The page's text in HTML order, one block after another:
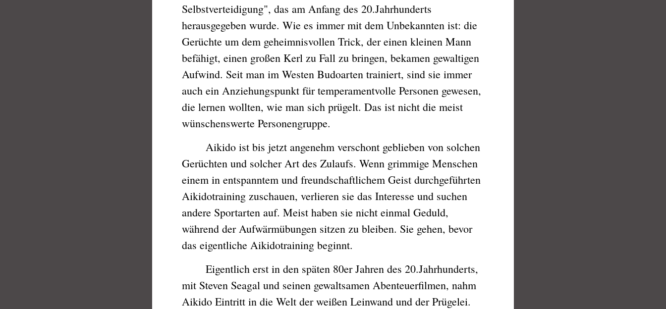
Selbstverteidigung", das am Anfang des 20.Jahrhunderts
herausgegeben wurde. Wie es immer mit dem Unbekannten ist: die
Gerüchte um dem geheimnisvollen Trick, der einen kleinen Mann
befähigt, einen großen Kerl zu Fall zu bringen, bekamen gewaltigen
Aufwind. Seit man im Westen Budoarten trainiert, sind sie immer
auch ein Anziehungspunkt für temperamentvolle Personen gewesen,
die lernen wollten, wie man sich prügelt. Das ist nicht die meist
wünschenswerte Personengruppe.
Aikido ist bis jetzt angenehm verschont geblieben von solchen
Gerüchten und solcher Art des Zulaufs. Wenn grimmige Menschen
einem in entspanntem und freundschaftlichem Geist durchgeführten
Aikidotraining zuschauen, verlieren sie das Interesse und suchen
andere Sportarten auf. Meist haben sie nicht einmal Geduld,
während der Aufwärmübungen sitzen zu bleiben. Sie gehen, bevor
das eigentliche Aikidotraining beginnt.
Eigentlich erst in den späten 80er Jahren des 20.Jahrhunderts,
mit Steven Seagal und seinen gewaltsamen Abenteuerfilmen, nahm
Aikido Eintritt in die Welt der weißen Leinwand und der Prügelei.